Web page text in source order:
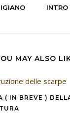
MAY ALSO
( IN BREVE )